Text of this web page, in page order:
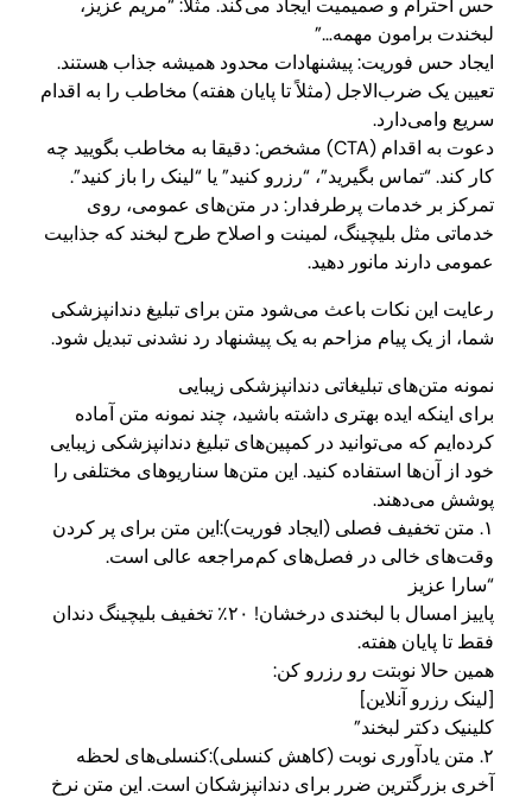
حس احترام و صمیمیت ایجاد می‌کند. مثلاً: “مریم عزیز،
لبخندت برامون مهمه…”
ایجاد حس فوریت: پیشنهادات محدود همیشه جذاب هستند.
تعیین یک ضرب‌الاجل (مثلاً تا پایان هفته) مخاطب را به اقدام
سریع وامی‌دارد.
دعوت به اقدام (CTA) مشخص: دقیقا به مخاطب بگویید چه
کار کند. “تماس بگیرید”، “رزرو کنید” یا “لینک را باز کنید”.
تمرکز بر خدمات پرطرفدار: در متن‌های عمومی، روی
خدماتی مثل بلیچینگ، لمینت و اصلاح طرح لبخند که جذابیت
عمومی دارند مانور دهید.
رعایت این نکات باعث می‌شود متن برای تبلیغ دندانپزشکی
شما، از یک پیام مزاحم به یک پیشنهاد رد نشدنی تبدیل شود.
نمونه متن‌های تبلیغاتی دندانپزشکی زیبایی
برای اینکه ایده بهتری داشته باشید، چند نمونه متن آماده
کرده‌ایم که می‌توانید در کمپین‌های تبلیغ دندانپزشکی زیبایی
خود از آن‌ها استفاده کنید. این متن‌ها سناریوهای مختلفی را
پوشش می‌دهند.
۱. متن تخفیف فصلی (ایجاد فوریت):این متن برای پر کردن
وقت‌های خالی در فصل‌های کم‌مراجعه عالی است.
“سارا عزیز
پاییز امسال با لبخندی درخشان! ۲۰٪ تخفیف بلیچینگ دندان
فقط تا پایان هفته.
همین حالا نوبتت رو رزرو کن:
[لینک رزرو آنلاین]
کلینیک دکتر لبخند”
۲. متن یادآوری نوبت (کاهش کنسلی):کنسلی‌های لحظه
آخری بزرگترین ضرر برای دندانپزشکان است. این متن نرخ